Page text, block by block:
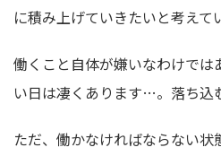
に積み上げていきたいと考えて
働くこと自体が嫌いなわけで
い日は凄くあります…。落ち
ただ、働かなければならない